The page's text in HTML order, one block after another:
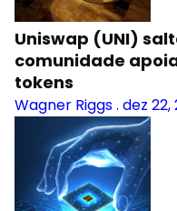
Uniswap (UNI)
comunidade
tokens
Wagner Riggs. dez 22,